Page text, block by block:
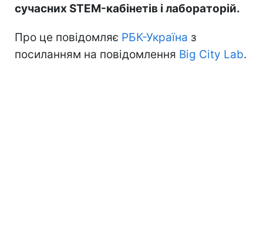
сучасних STEM-кабінетів і лабораторій.
Про це повідомляє РБК-Україна з
посиланням на повідомлення Big City Lab.